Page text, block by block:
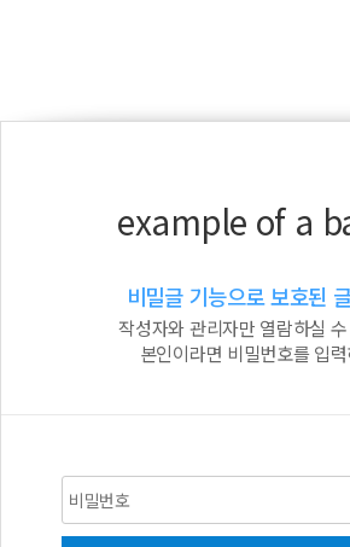
example of a
비밀글 기능으로 보호된
작성자와 관리자만 열람하실
본인이라면 비밀번호를 입